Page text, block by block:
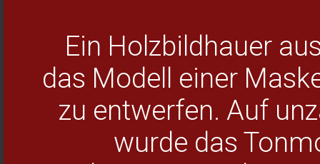
Ein Holzbildhauer
das Modell einer
zu entwerfen. Auf
wurde das